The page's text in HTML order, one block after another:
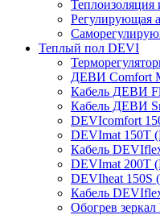
Теплоизоляция
Регулирующая
Теплый пол DEVI
ДЕВИ Comfort
Кабель ДЕВИ
Кабель ДЕВИ
DEVIcomfort
DEVImat 150T
Кабель
DEVImat 200T
DEVIheat 150S
Кабель
Обогрев